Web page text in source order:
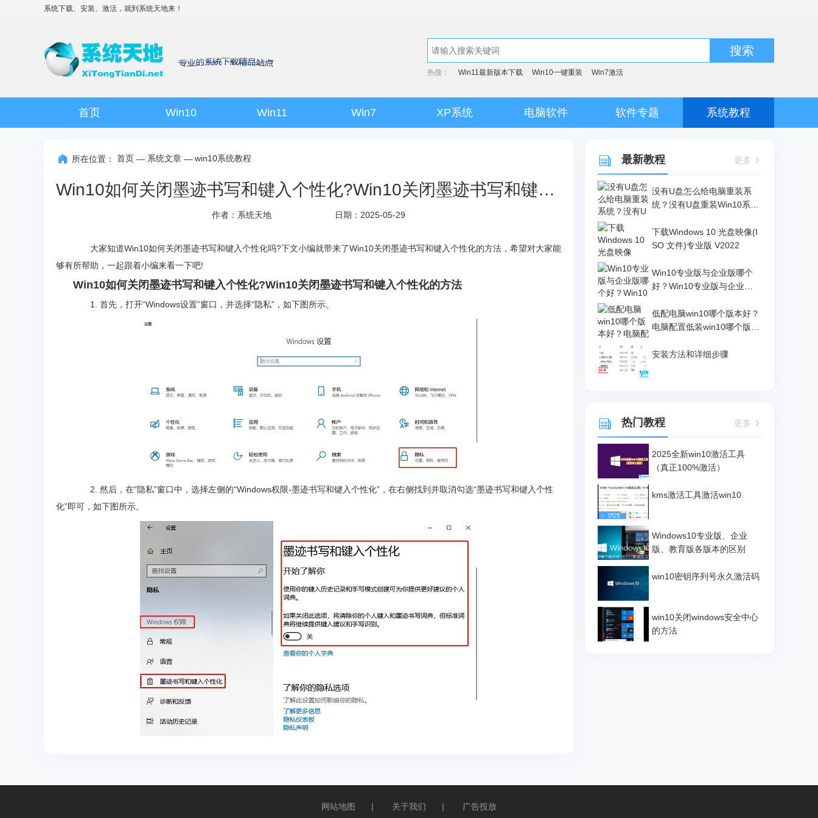
系统下载、安装、激活，就到 系统天地来！
搜索
热搜： Win11最新版本下载 Win10一键重装 Win7激活
首页 Win10 Win11 Win7 XP系统 电脑软件 软件专题 系统教程
所在位置： 首页 — 系统文章 — win10系统教程
Win10如何关闭墨迹书写和键入个性化?Win10关闭墨迹书写和键入个性化的方法
作者：系统天地 日期：2025-05-29
大家知道Win10如何关闭墨迹书写和键入个性化吗?下文小编就带来了Win10关闭墨迹书写和键入个性化的方法，希望对大家能
够有所帮助，一起跟着小编来看一下吧!
Win10如何关闭墨迹书写和键入个性化?Win10关闭墨迹书写和键入个性化的方法
1. 首先，打开“Windows设置”窗口，并选择“隐私”，如下图所示。
2. 然后，在“隐私”窗口中，选择左侧的“Windows权限-墨迹书写和键入个性化”，在右侧找到并取消勾选“墨迹书写和键入个性
化”即可，如下图所示。
最新教程 更多
没有U盘怎么给电脑重装系
统？没有U盘重装Win10系统
下载Windows 10 光盘映像(I
SO 文件)专业版 V2022
Win10专业版与企业版哪个
好？Win10专业版与企业版
低配电脑win10哪个版本好？
电脑配置低装win10哪个版
安装方法和详细步骤
热门教程 更多
2025全新win10激活工具
（真正100%激活）
kms激活工具激活win10
Windows10专业版、企业
版、教育版各版本的区别
win10密钥序列号永久激活码
win10关闭windows安全中心
的方法
网站地图 | 关于我们 | 广告投放